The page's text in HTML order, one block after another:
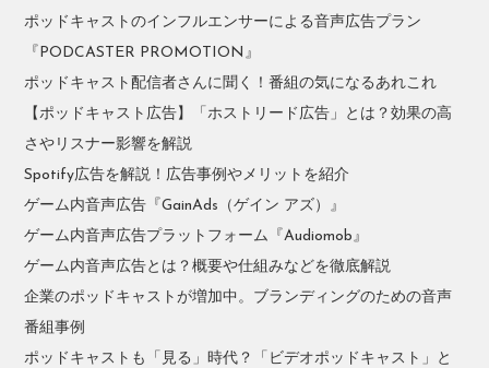
ポッドキャストのインフルエンサーによる音声広告プラン
『PODCASTER PROMOTION』
ポッドキャスト配信者さんに聞く！番組の気になるあれこれ
【ポッドキャスト広告】「ホストリード広告」とは？効果の高
さやリスナー影響を解説
Spotify広告を解説！広告事例やメリットを紹介
ゲーム内音声広告『GainAds（ゲイン アズ）』
ゲーム内音声広告プラットフォーム『Audiomob』
ゲーム内音声広告とは？概要や仕組みなどを徹底解説
企業のポッドキャストが増加中。ブランディングのための音声
番組事例
ポッドキャストも「見る」時代？「ビデオポッドキャスト」と